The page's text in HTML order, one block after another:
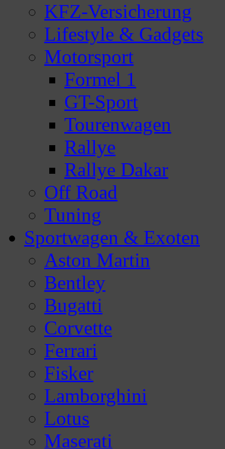
KFZ-Versicherung
Lifestyle & Gadgets
Motorsport
Formel 1
GT-Sport
Tourenwagen
Rallye
Rallye Dakar
Off Road
Tuning
Sportwagen & Exoten
Aston Martin
Bentley
Bugatti
Corvette
Ferrari
Fisker
Lamborghini
Lotus
Maserati